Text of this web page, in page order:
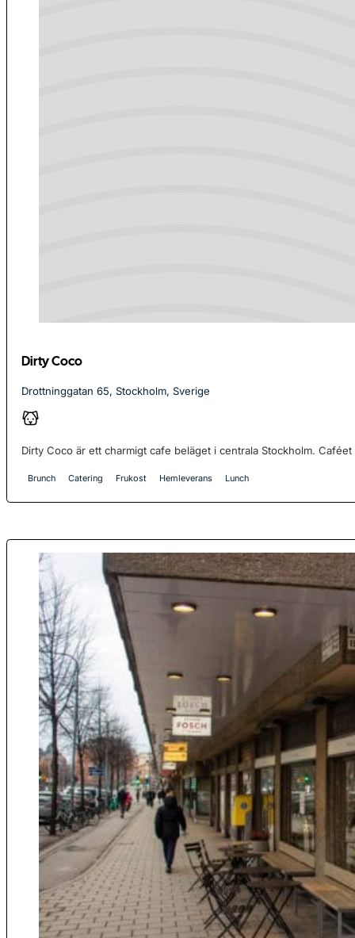
Dirty Coco
Drottninggatan 65, Stockholm, Sverige
Dirty Coco är ett charmigt cafe beläget i centrala Stockholm.
Brunch Catering Frukost Hemleverans Lunch